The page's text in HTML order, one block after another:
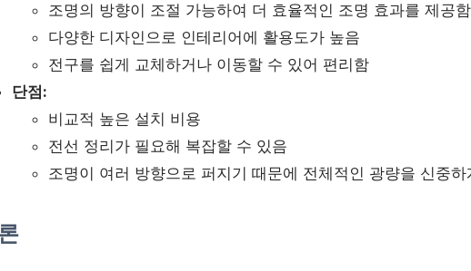
조명의 방향이 조절 가능하여 더 효율적인 조명 효과를 제공함
다양한 디자인으로 인테리어에 활용도가 높음
전구를 쉽게 교체하거나 이동할 수 있어 편리함
단점:
비교적 높은 설치 비용
전선 정리가 필요해 복잡할 수 있음
조명이 여러 방향으로 퍼지기 때문에 전체적인 광량을 신중